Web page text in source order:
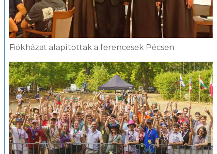
Fiókházat alapítottak a ferencesek Pécsen